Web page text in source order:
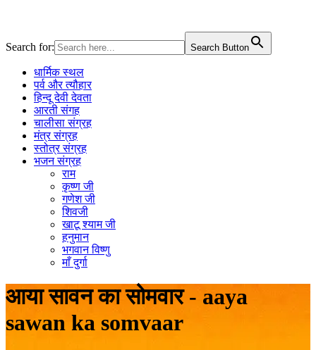
Search for: Search Button
धार्मिक स्थल
पर्व और त्यौहार
हिन्दू देवी देवता
आरती संगह
चालीसा संग्रह
मंत्र संग्रह
स्तोत्र संग्रह
भजन संग्रह
राम
कृष्ण जी
गणेश जी
शिवजी
खाटू श्याम जी
हनुमान
भगवान विष्णु
माँ दुर्गा
आया सावन का सोमवार - aaya
sawan ka somvaar